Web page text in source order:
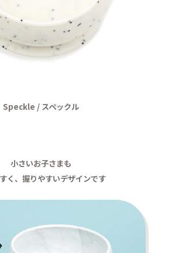
Speckle / スペックル
小さいお子さまも
く、握りやすいデザインです